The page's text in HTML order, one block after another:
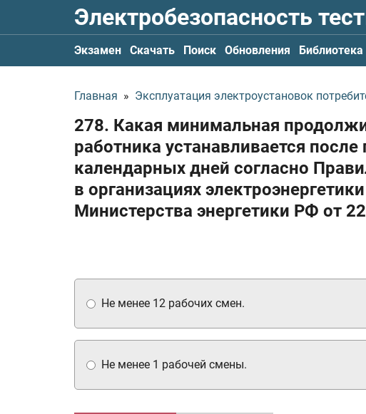
Электробезопасность
Экзамен Скачать Поиск Обновления Библиотека
Главная » Эксплуатация электроустановок
278. Какая минимальная
работника устанавливается
календарных дней согласно
в организациях
Министерства энергетики РФ от
Не менее 1 рабочей смены.
Не менее 12 рабочих смен.